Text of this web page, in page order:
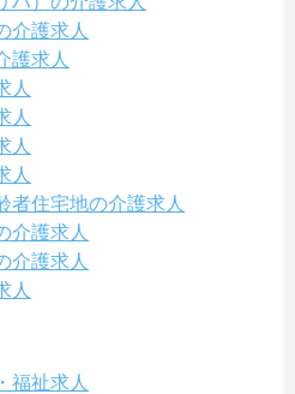
介護求人
護求人
人
人
人
人
者住宅地の介護求人
介護求人
介護求人
人
福祉求人